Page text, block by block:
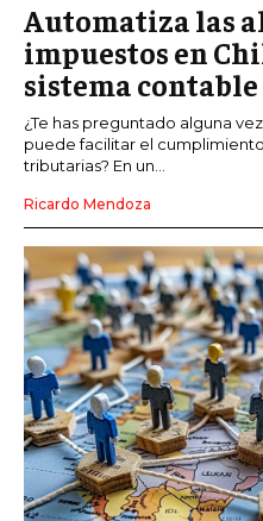
Automatiza las
impuestos en
sistema
¿Te has preguntado alguna
puede facilitar el
tributarias? En un...
Ricardo Mendoza